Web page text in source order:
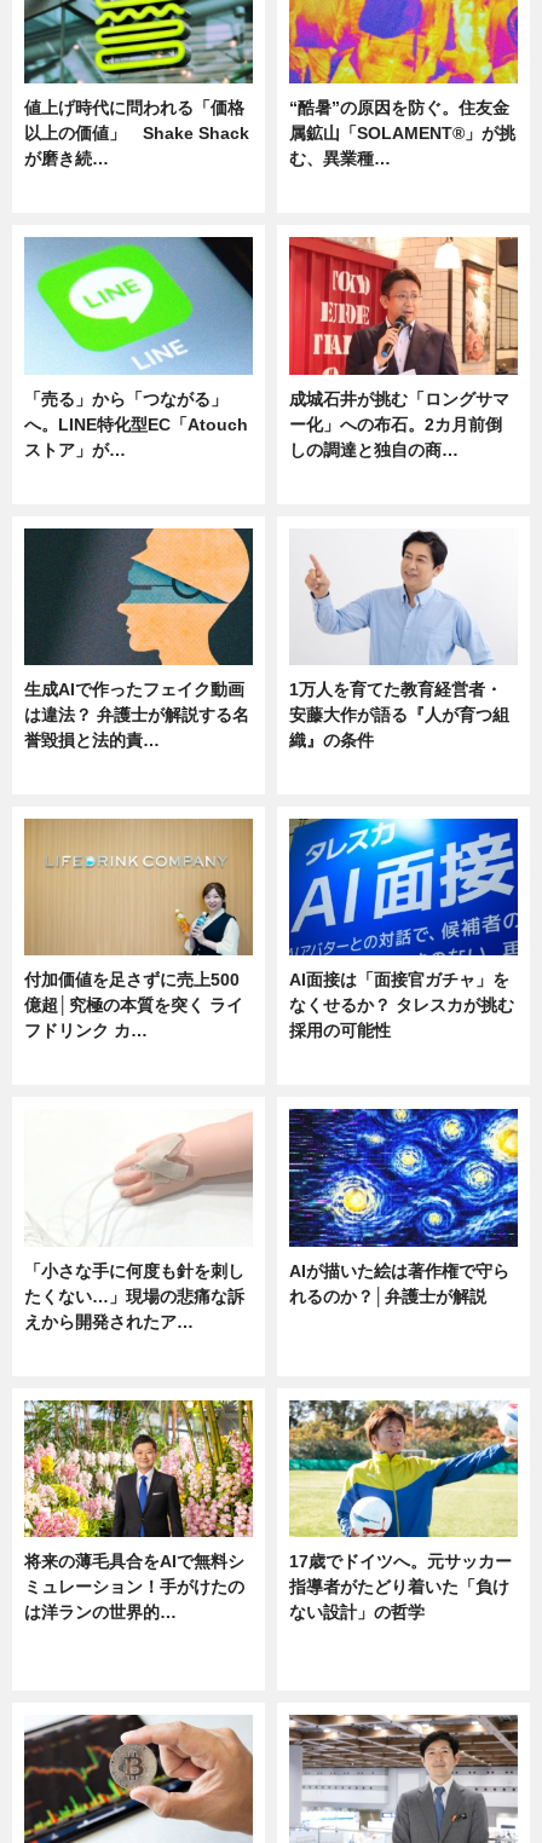
値上げ時代に問われる「価格
以上の価値」 Shake Shack
が磨き続…
“酷暑”の原因を防ぐ。住友金
属鉱山「SOLAMENT®」が挑
む、異業種…
「売る」から「つながる」
へ。LINE特化型EC「Atouch
ストア」が…
成城石井が挑む「ロングサマ
ー化」への布石。2カ月前倒
しの調達と独自の商…
生成AIで作ったフェイク動画
は違法？ 弁護士が解説する名
誉毀損と法的責…
1万人を育てた教育経営者・
安藤大作が語る『人が育つ組
織』の条件
付加価値を足さずに売上500
億超│究極の本質を突く ライ
フドリンク カ…
AI面接は「面接官ガチャ」を
なくせるか？ タレスカが挑む
採用の可能性
「小さな手に何度も針を刺し
たくない…」現場の悲痛な訴
えから開発されたア…
AIが描いた絵は著作権で守ら
れるのか？│弁護士が解説
将来の薄毛具合をAIで無料シ
ミュレーション！手がけたの
は洋ランの世界的…
17歳でドイツへ。元サッカー
指導者がたどり着いた「負け
ない設計」の哲学